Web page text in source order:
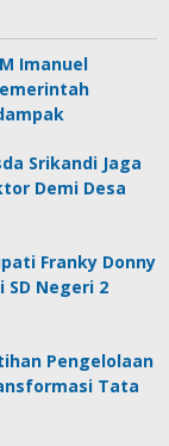
Imanuel
Srikandi Jaga
Demi Desa
Franky Donny
SD Negeri 2
Pengelolaan
Tata